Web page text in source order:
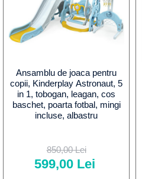
Ansamblu de joaca pentru
copii, Kinderplay Astronaut, 5
in 1, tobogan, leagan, cos
baschet, poarta fotbal, mingi
incluse, albastru
850,00 Lei
599,00 Lei